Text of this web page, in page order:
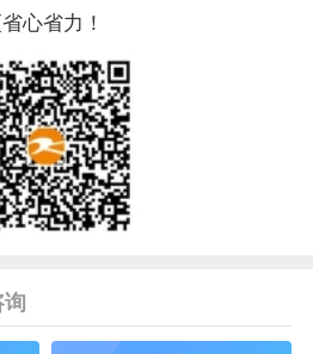
心省力！